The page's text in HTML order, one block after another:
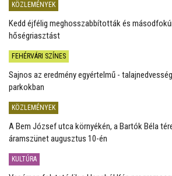
KÖZLEMÉNYEK
Kedd éjfélig meghosszabbították és
hőségriasztást
FEHÉRVÁRI SZÍNES
Sajnos az eredmény egyértelmű -
parkokban
KÖZLEMÉNYEK
A Bem József utca környékén, a Bartók Béla
áramszünet augusztus 10-én
KULTÚRA